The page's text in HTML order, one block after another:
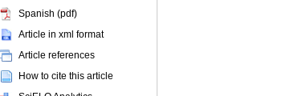
Spanish (pdf)
Article in xml format
Article references
How to cite this article